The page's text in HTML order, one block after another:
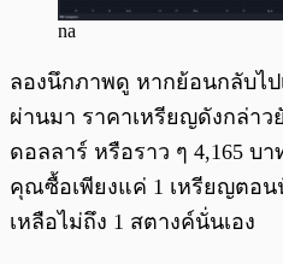
na
ลองนึกภาพดู หากย้อนกลับไ
ผ่านมา ราคาเหรียญดังกล่าว
ดอลลาร์ หรือราว ๆ 4,165 บ
คุณซื้อเพียงแค่ 1 เหรียญตอ
เหลือไม่ถึง 1 สตางค์นั่นเอง